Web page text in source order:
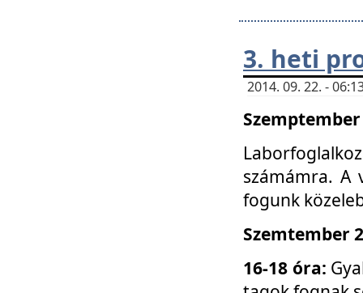
3. heti
2014. 09. 22. -
számámra. A
fogunk
Szemtember
16-18 óra: